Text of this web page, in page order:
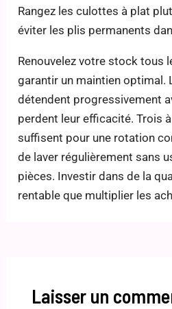
Rangez les culottes à plat
éviter les plis permanents
Renouvelez votre stock tous
garantir un maintien optimal.
détendent progressivement
perdent leur efficacité. Trois
suffisent pour une rotation
de laver régulièrement sans
pièces. Investir dans de la
rentable que multiplier les
Laisser un